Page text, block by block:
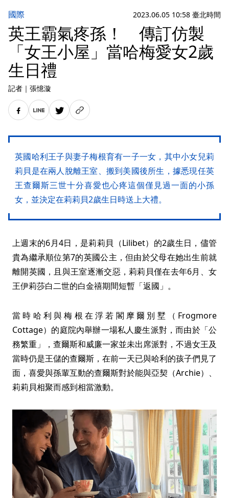
國際 2023.06.05 10:58 臺北時間
英王霸氣疼孫！ 傳訂仿製
「女王小屋」當哈梅愛女2歲
生日禮
記者 ｜ 張憶漩
英國哈利王子與妻子梅根育有一子一女，其中小女兒莉
莉貝是在兩人脫離王室、搬到美國後所生，據悉現任英
王查爾斯三世十分喜愛也心疼這個僅見過一面的小孫
女，並決定在莉莉貝2歲生日時送上大禮。
上週末的6月4日，是莉莉貝（Lilibet）的2歲生日，儘管
貴為繼承順位第7的英國公主，但由於父母在她出生前就
離開英國，且與王室逐漸交惡，莉莉貝僅在去年6月、女
王伊莉莎白二世的白金禧期間短暫「返國」。
當時哈利與梅根在浮若閣摩爾別墅（Frogmore
Cottage）的庭院內舉辦一場私人慶生派對，而由於「公
務繁重」，查爾斯和威廉一家並未出席派對，不過女王及
當時仍是王儲的查爾斯，在前一天已與哈利的孩子們見了
面，喜愛與孫輩互動的查爾斯對於能與亞契（Archie）、
莉莉貝相聚而感到相當激動。